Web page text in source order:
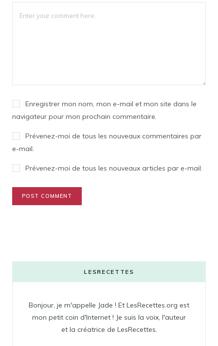
Enregistrer mon nom, mon e-mail et mon site dans le
navigateur pour mon prochain commentaire.
Prévenez-moi de tous les nouveaux commentaires par
e-mail.
Prévenez-moi de tous les nouveaux articles par e-mail.
LESRECETTES
Bonjour, je m'appelle Jade ! Et LesRecettes.org est
mon petit coin d'Internet ! Je suis la voix, l'auteur
et la créatrice de LesRecettes.